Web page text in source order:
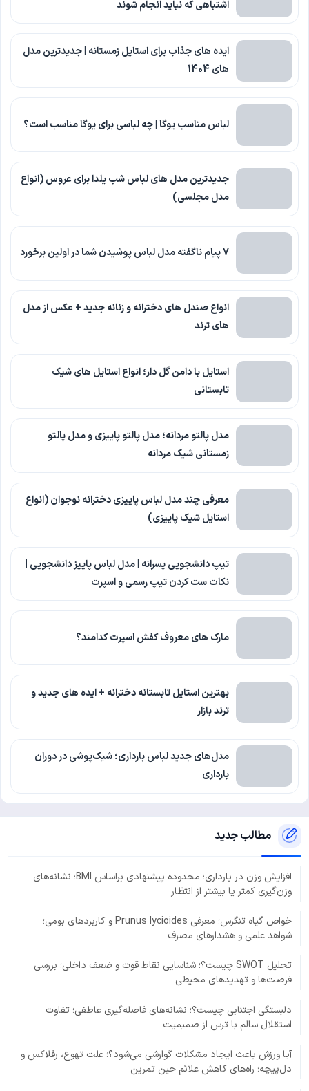
اشتباهی که نباید انجام شوند
ایده های جذاب برای استایل زمستانه | جدیدترین مدل
های 1404
لباس مناسب یوگا | چه لباسی برای یوگا مناسب است؟
جدیدترین مدل های لباس شب یلدا برای عروس (انواع
مدل مجلسی)
7 پیام ناگفته مدل لباس پوشیدن شما در اولین برخورد
انواع صندل های دخترانه و زنانه جدید + عکس از مدل
های ترند
استایل با دامن گل دار؛ انواع استایل های شیک
تابستانی
مدل پالتو مردانه؛ مدل پالتو پاییزی و مدل پالتو
زمستانی شیک مردانه
معرفی چند مدل لباس پاییزی دخترانه نوجوان (انواع
استایل شیک پاییزی)
تیپ دانشجویی پسرانه | مدل لباس پاییز دانشجویی |
نکات ست کردن تیپ رسمی و اسپرت
مارک های معروف کفش اسپرت کدامند؟
بهترین استایل تابستانه دخترانه + ایده های جدید و
ترند بازار
مدل‌های جدید لباس بارداری؛ شیک‌پوشی در دوران
بارداری
مطالب جدید
افزایش وزن در بارداری؛ محدوده پیشنهادی براساس BMI؛ نشانه‌های
وزن‌گیری کمتر یا بیشتر از انتظار
خواص گیاه تنگرس؛ معرفی Prunus lycioides و کاربردهای بومی؛
شواهد علمی و هشدارهای مصرف
تحلیل SWOT چیست؟؛ شناسایی نقاط قوت و ضعف داخلی؛ بررسی
فرصت‌ها و تهدیدهای محیطی
دلبستگی اجتنابی چیست؟؛ نشانه‌های فاصله‌گیری عاطفی؛ تفاوت
استقلال سالم با ترس از صمیمیت
آیا ورزش باعث ایجاد مشکلات گوارشی می‌شود؟؛ علت تهوع، رفلاکس و
دل‌پیچه؛ راه‌های کاهش علائم حین تمرین